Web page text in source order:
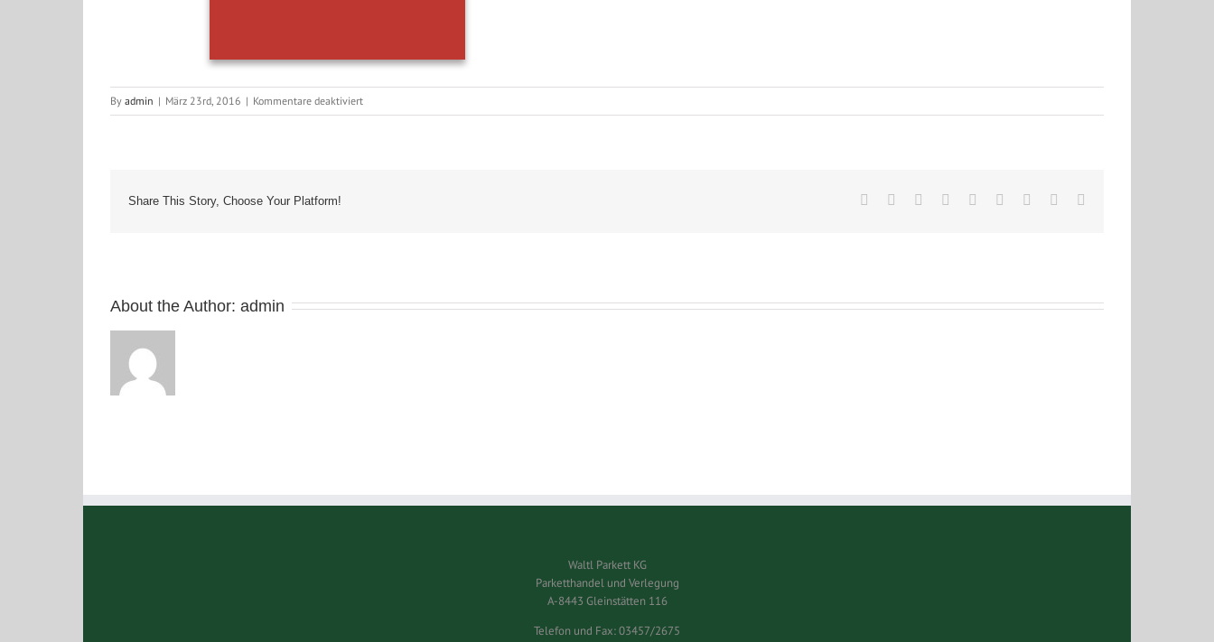
By admin | März 23rd, 2016 | Kommentare deaktiviertfür
Kirsch
Share This Story, Choose Your Platform!
About the Author: admin
Waltl Parkett KG
Parketthandel und Verlegung
A-8443 Gleinstätten 116
Telefon und Fax:03457/2675